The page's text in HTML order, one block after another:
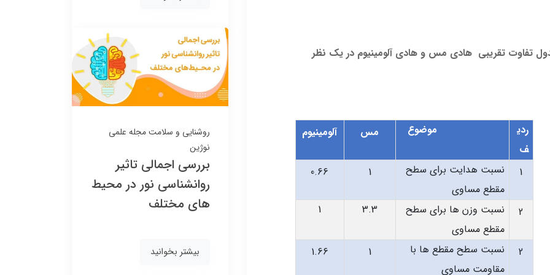
تفاوت تقریبی هادی مس و هادی آلومینیوم در یک نظر
ردی
ف
موضوع مس آلومینیوم
1
نسبت هدایت برای سطح
مقطع مساوی
1
0.66
2
نسبت وزن ها برای سطح
مقطع مساوی
3.3
1
2
نسبت سطح مقطع ها با
مقاومت مساوی
1
1.66
روشنایی و سلامتمجله علمی
نوژین
بررسی اجمالی تاثیر
روانشناسی نور در محیط
های مختلف
بیشتر بخوانید